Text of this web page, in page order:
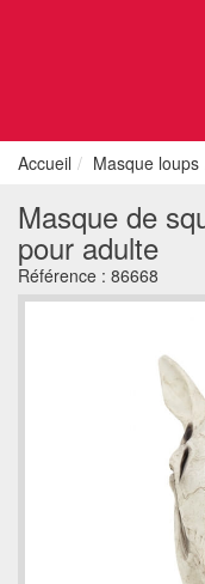
Accueil Masque loups
Masque de
pour adulte
Référence : 86668